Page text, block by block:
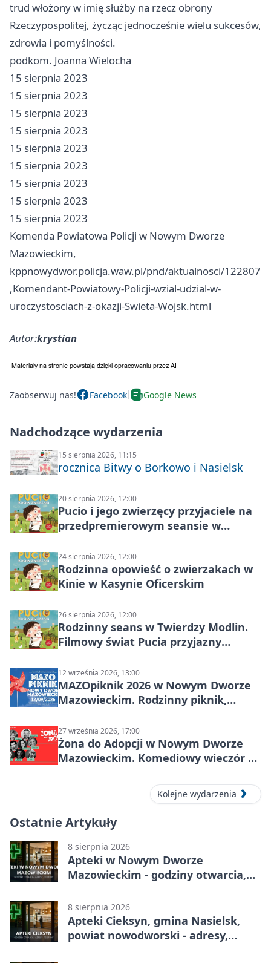
trud włożony w imię służby na rzecz obrony
Rzeczypospolitej, życząc jednocześnie wielu sukcesów,
zdrowia i pomyślności.
podkom. Joanna Wielocha
15 sierpnia 2023
15 sierpnia 2023
15 sierpnia 2023
15 sierpnia 2023
15 sierpnia 2023
15 sierpnia 2023
15 sierpnia 2023
15 sierpnia 2023
15 sierpnia 2023
Komenda Powiatowa Policji w Nowym Dworze
Mazowieckim,
kppnowydwor.policja.waw.pl/pnd/aktualnosci/122807
,Komendant-Powiatowy-Policji-wzial-udzial-w-
uroczystosciach-z-okazji-Swieta-Wojsk.html
Autor:krystian
Zaobserwuj nas! Facebook Google News
Nadchodzące wydarzenia
15 sierpnia 2026, 11:15
rocznica Bitwy o Borkowo i Nasielsk
20 sierpnia 2026, 12:00
Pucio i jego zwierzęcy przyjaciele na
przedpremierowym seansie w
24 sierpnia 2026, 12:00
Rodzinna opowieść o zwierzakach w
Kinie w Kasynie Oficerskim
26 sierpnia 2026, 12:00
Rodzinny seans w Twierdzy Modlin.
Filmowy świat Pucia przyjazny
12 września 2026, 13:00
MAZOpiknik 2026 w Nowym Dworze
Mazowieckim. Rodzinny piknik,
27 września 2026, 17:00
Żona do Adopcji w Nowym Dworze
Mazowieckim. Komediowy wieczór w
Kolejne wydarzenia
Ostatnie Artykuły
8 sierpnia 2026
Apteki w Nowym Dworze
Mazowieckim - godziny otwarcia,
8 sierpnia 2026
Apteki Cieksyn, gmina Nasielsk,
powiat nowodworski - adresy,